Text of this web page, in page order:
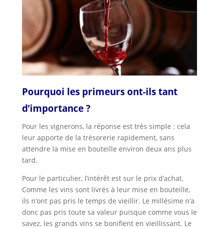
Pourquoi les primeurs ont-ils tant
d’importance ?
Pour les vignerons, la réponse est très simple : cela
leur apporte de la trésorerie rapidement, sans
attendre la mise en bouteille environ deux ans plus
tard.
Pour le particulier, l’intérêt est sur le prix d’achat.
Comme les vins sont livrés à leur mise en bouteille,
ils n’ont pas pris le temps de vieillir. Le millésime n’a
donc pas pris toute sa valeur puisque comme vous le
savez, les grands vins se bonifient en vieillissant. Le